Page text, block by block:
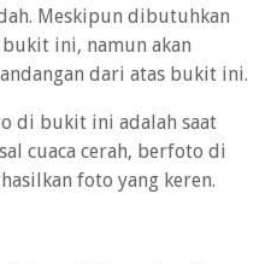
Meskipun dibutuhkan
ini, namun akan
dari atas bukit ini.
di bukit ini adalah saat
cuaca cerah, berfoto di
foto yang keren.